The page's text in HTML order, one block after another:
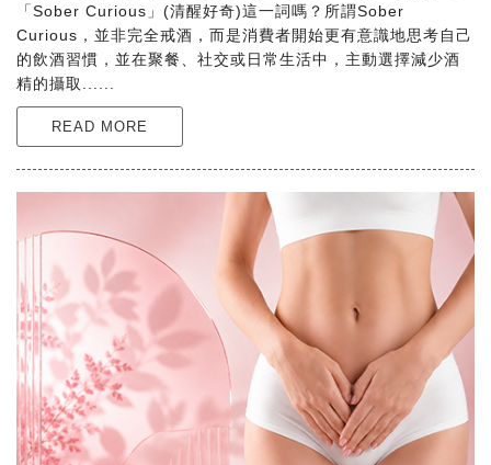
「Sober Curious」(清醒好奇)這一詞嗎？所謂Sober
Curious，並非完全戒酒，而是消費者開始更有意識地思考自己
的飲酒習慣，並在聚餐、社交或日常生活中，主動選擇減少酒
精的攝取......
READ MORE